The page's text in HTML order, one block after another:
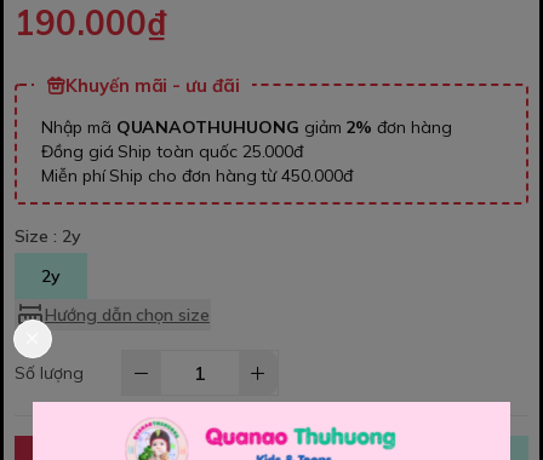
190.000₫
Khuyến mãi - ưu đãi
Nhập mã QUANAOTHUHUONG giảm 2% đơn hàng
Đồng giá Ship toàn quốc 25.000đ
Miễn phí Ship cho đơn hàng từ 450.000đ
Size : 2y
2y
Hướng dẫn chọn size
Số lượng